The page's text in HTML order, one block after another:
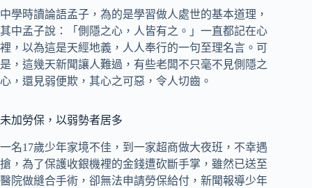
中學時讀論語孟子，為的是學習做人處世的基本道理，
其中孟子說：「側隱之心，人皆有之。」一直都記在心
裡，以為這是天經地義，人人奉行的一句至理名言。可
是，這幾天新聞讓人難過，有些老闆不只毫不見側隱之
心，還見弱便欺，其心之可惡，令人切齒。
未加勞保，以弱勢者居多
一名17歲少年家境不佳，到一家超商做大夜班，不幸遇
搶，為了保護收銀機裡的金錢遭砍斷手掌，雖然已送至
醫院做縫合手術，卻無法申請勞保給付，新聞報導少年